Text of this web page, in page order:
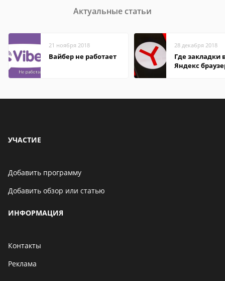
Актуальные статьи
21 ноября 2018
Вайбер не работает
28 декабря 2018
Где закладки
Яндекс
УЧАСТИЕ
Добавить программу
Добавить обзор или статью
ИНФОРМАЦИЯ
Контакты
Реклама